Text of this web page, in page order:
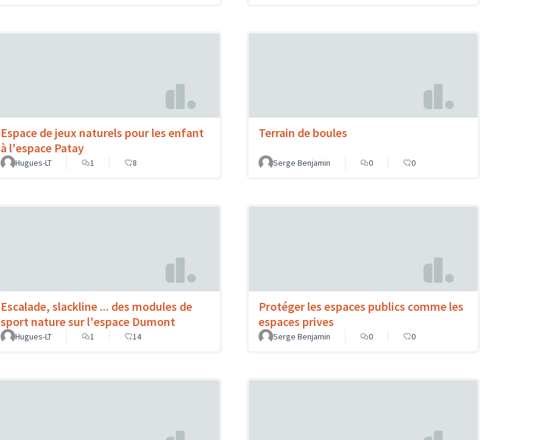
Espace de jeux naturels pour les enfant
à l'espace Patay
Hugues-LT 1 8
Terrain de boules
Serge Benjamin 0 0
Escalade, slackline ... des modules de
sport nature sur l'espace Dumont
Hugues-LT 1 14
Protéger les espaces publics comme les
espaces prives
Serge Benjamin 0 0